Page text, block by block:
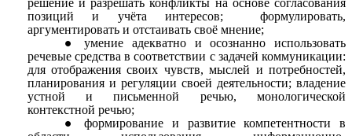
решение и разрешать конфликты на основе согласования
позиций и учёта интересов; формулировать,
аргументировать и отстаивать своё мнение;
умение адекватно и осознанно использовать
речевые средства в соответствии с задачей коммуникации:
для отображения своих чувств, мыслей и потребностей,
планирования и регуляции своей деятельности; владение
устной и письменной речью, монологической
контекстной речью;
формирование и развитие компетентности в